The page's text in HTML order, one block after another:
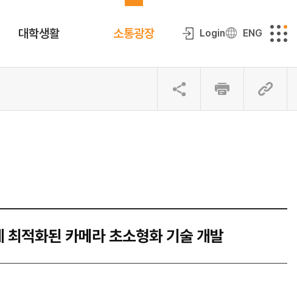
대학생활 소통광장 Login ENG
적화된 카메라 초소형화 기술 개발